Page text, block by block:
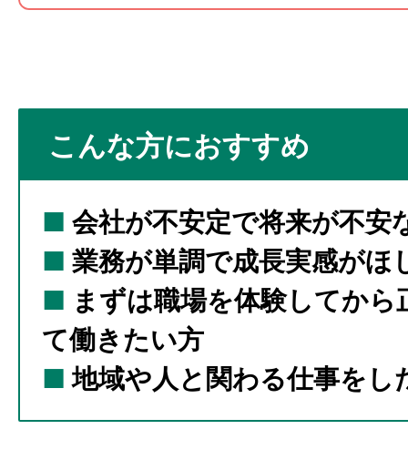
こんな方におすすめ
■ 会社が不安定で将来が不安
■ 業務が単調で成長実感がほ
■ まずは職場を体験してから
て働きたい方
■ 地域や人と関わる仕事をし